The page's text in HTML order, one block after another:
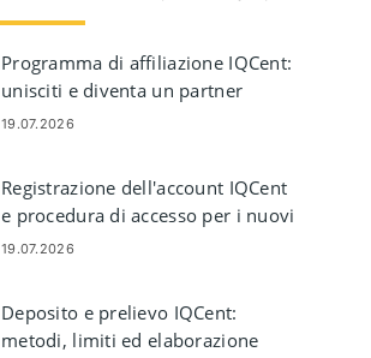
Programma di affiliazione IQCent:
unisciti e diventa un partner
19.07.2026
Registrazione dell'account IQCent
e procedura di accesso per i nuovi
utenti
19.07.2026
Deposito e prelievo IQCent:
metodi, limiti ed elaborazione